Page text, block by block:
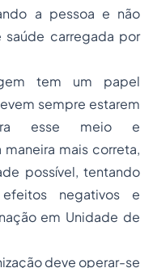
a pessoa e não
carregada por
tem um papel
sempre estarem
esse meio e
mais correta,
possível, tentando
negativos e
em Unidade de
deve operar-se